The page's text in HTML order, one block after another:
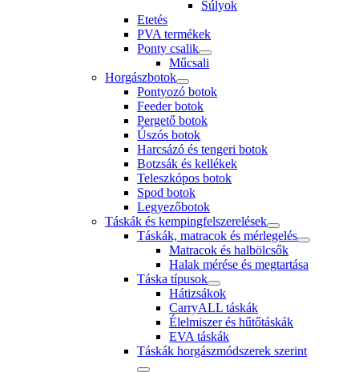
Súlyok
Etetés
PVA termékek
Ponty csalik
Műcsali
Horgászbotok
Pontyozó botok
Feeder botok
Pergető botok
Úszós botok
Harcsázó és tengeri botok
Botzsák és kellékek
Teleszkópos botok
Spod botok
Legyezőbotok
Táskák és kempingfelszerelések
Táskák, matracok és mérlegelés
Matracok és halbölcsők
Halak mérése és megtartása
Táska típusok
Hátizsákok
CarryALL táskák
Élelmiszer és hűtőtáskák
EVA táskák
Táskák horgászmódszerek szerint